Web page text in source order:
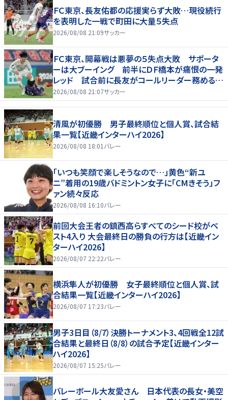
ＦＣ東京、長友佑都の応援実らず大敗…現役続行
を表明した一戦で町田に大量５失点
2026/08/08 21:09サッカー
ＦＣ東京、開幕戦は悪夢の５失点大敗 サポータ
ーは大ブーイング 前半にＤＦ橋本が痛恨の一発
レッド 試合前に長友がコールリーダー務めるも
実らず
2026/08/08 21:07サッカー
清風が初優勝 男子最終順位と個人賞、試合結
果一覧【近畿インターハイ2026】
2026/08/08 18:01 バレー
「いつも笑顔で楽しそうなので…」黄色“新ユ
ニ”着用の19歳バドミントン女子に「CMきそう」フ
ァン続々反応
2026/08/08 16:10バレー
前回大会王者の鎮西高らすべてのシード校がベ
スト4入り 大会最終日の勝負の行方は【近畿イン
ターハイ2026】
2026/08/07 22:22バレー
横浜隼人が初優勝 女子最終順位と個人賞、試
合結果一覧【近畿インターハイ2026】
2026/08/07 17:23バレー
男子3日目（8/7）決勝トーナメント3、4回戦全12試
合結果と最終日（8/8）の試合予定【近畿インター
ハイ2026】
2026/08/07 15:25バレー
バレーボール大友愛さん 日本代表の長女・美空